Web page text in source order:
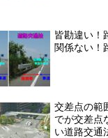
皆勘違い！
関係ない！
交差点の範
でが交差点
い道路交通